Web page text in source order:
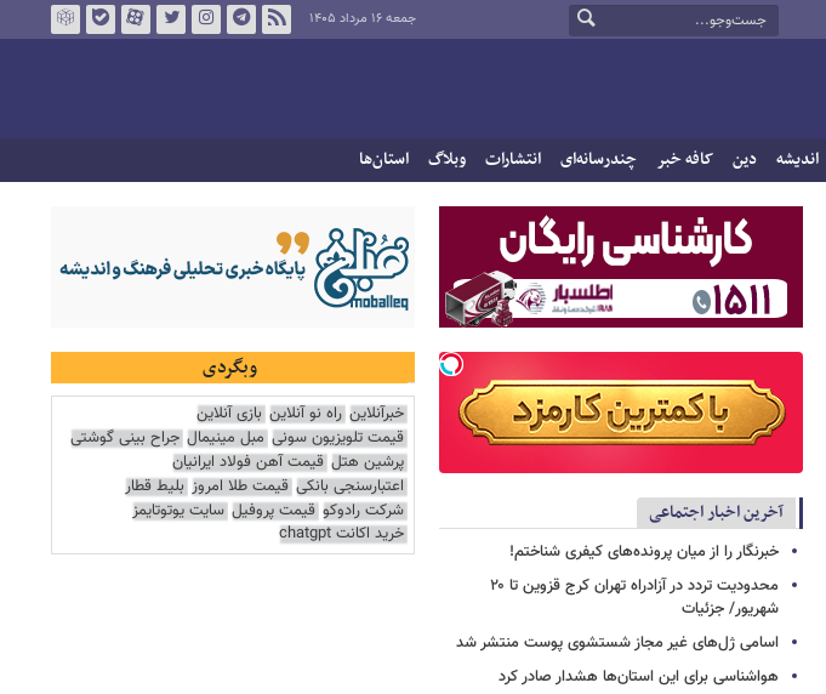
جمعه ۱۶ مرداد ۱۴۰۵
اندیشه دین کافه خبر چندرسانه‌ای انتشارات وبلاگ استان‌ها
آخرین اخبار اجتماعی
خبرنگار را از میان پرونده‌های کیفری شناختم!
محدودیت تردد در آزادراه تهران کرج قزوین تا ۲۰
شهریور/ جزئیات
اسامی ژل‌های غیر مجاز شستشوی پوست منتشر شد
هواشناسی برای این استان‌ها هشدار صادر کرد
وبگردی
خبرآنلاین راه نو آنلاین بازی آنلاین
قیمت تلویزیون سونی مبل مینیمال جراح بینی گوشتی
پرشین هتل قیمت آهن فولاد ایرانیان
اعتبارسنجی بانکی قیمت طلا امروز بلیط قطار
شرکت رادوکو قیمت پروفیل سایت یوتوتایمز
خرید اکانت chatgpt